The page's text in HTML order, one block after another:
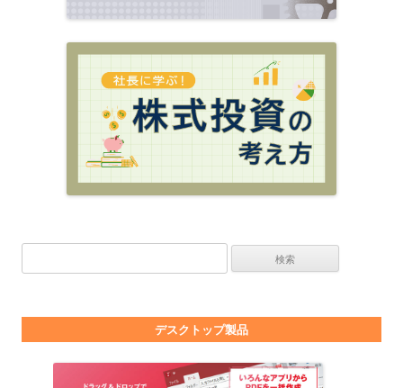
デスクトップ製品